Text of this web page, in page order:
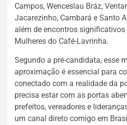
Campos, Wenceslau Bráz,
Jacarezinho, Cambará e Santo
além de encontros
Mulheres do Café-Lavrinha.
Segundo a pré-candidata, esse
aproximação é essencial para
conectado com a realidade da
precisa estar com as portas
prefeitos, vereadores e
um canal direto comigo em